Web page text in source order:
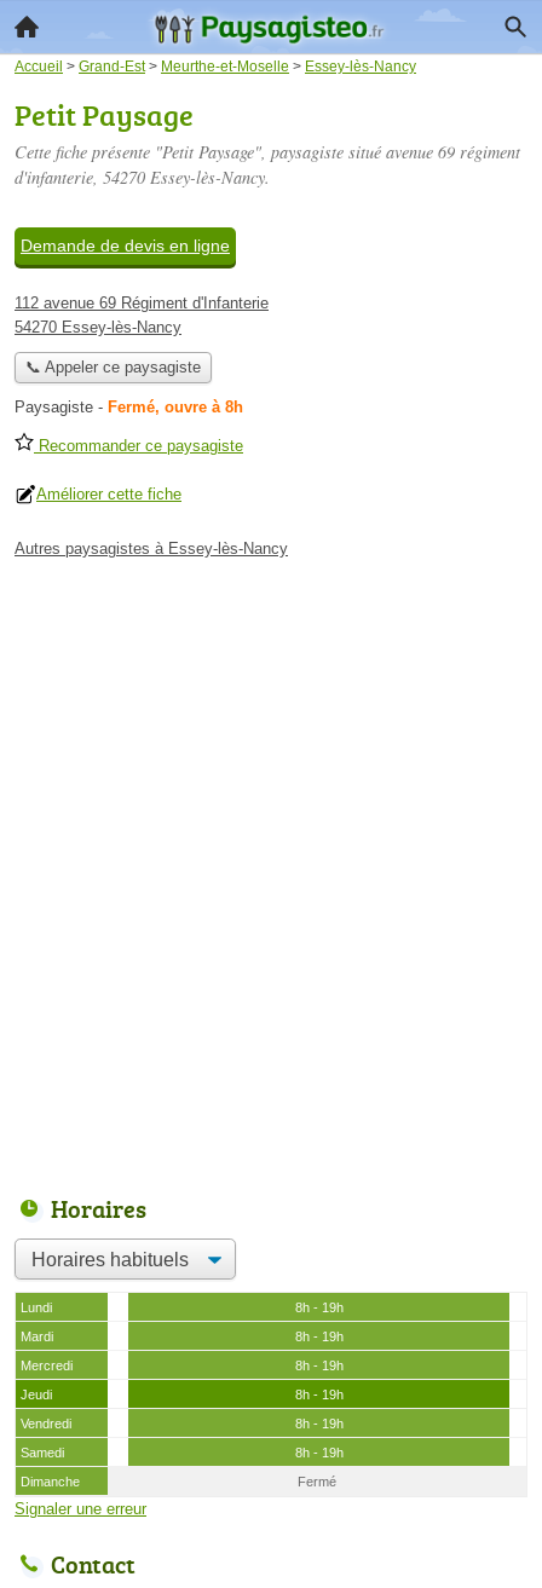
Accueil > Grand-Est> Meurthe-et-Moselle > Essey-lès-Nancy
Petit Paysage
Cette fiche présente "Petit Paysage", paysagiste situé avenue 69 régiment
d'infanterie, 54270 Essey-lès-Nancy.
Demande de devis en ligne
112 avenue 69 Régiment d'Infanterie
54270 Essey-lès-Nancy
📞 Appeler ce paysagiste
Paysagiste - Fermé, ouvre à 8h
Recommander ce paysagiste
Améliorer cette fiche
Autres paysagistes à Essey-lès-Nancy
Horaires
Lundi
8h - 19h
Mardi
8h - 19h
Mercredi
8h - 19h
Jeudi
8h - 19h
Vendredi
8h - 19h
Samedi
8h - 19h
Dimanche
Fermé
Signaler une erreur
Contact